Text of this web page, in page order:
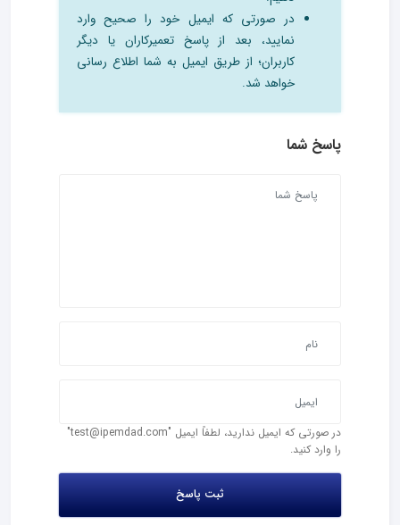
در صورتی که ایمیل خود را صحیح وارد
نمایید، بعد از پاسخ تعمیرکاران یا دیگر
کاربران؛ از طریق ایمیل به شما اطلاع رسانی
خواهد شد.
پاسخ شما
در صورتی که ایمیل ندارید، لطفاً ایمیل "test@ipemdad.com"
را وارد کنید.